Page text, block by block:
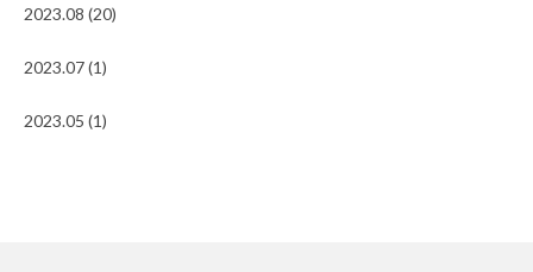
2023.08 (20)
2023.07 (1)
2023.05 (1)